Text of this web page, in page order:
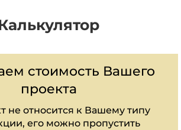
стоимость Вашего
проекта
не относится к Вашему типу
его можно пропустить